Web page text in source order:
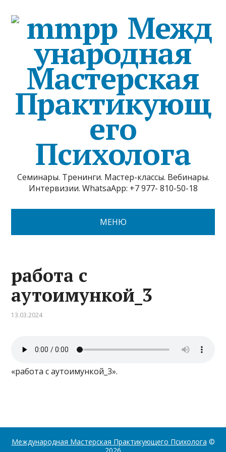
Межд
ународная
Мастерская
Практикующ
его
Психолога
Семинары. Тренинги. Мастер-классы. Вебинары.
Интервизии. WhatsaApp: +7 977- 810-50-18
МЕНЮ
работа с
аутоимункой_3
13.03.2024
«работа с аутоимункой_3».
Международная Мастерская Практикующего Психолога ©